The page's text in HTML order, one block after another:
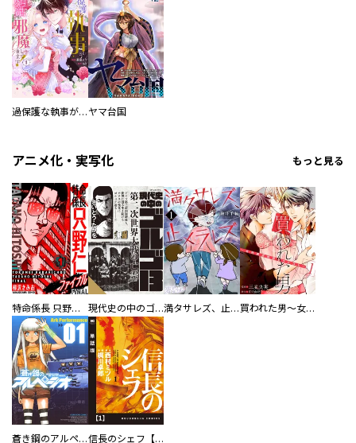
過保護な執事が私の婚活を邪魔してきます！ ヤマ台国
アニメ化・実写化 もっと見る
特命係長 只野仁ファイナル 愛蔵版 現代史の中のゴルゴ13 満タサレズ、止メラレズ 買われた男～女性限定快感セラピスト～【描き下ろしおまけ付き特装版】
蒼き鋼のアルペジオ 信長のシェフ【単話版】